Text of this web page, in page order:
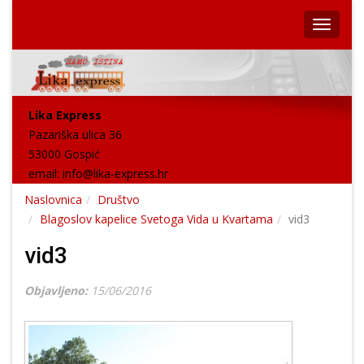
Lika Express
Pazariška ulica 36
53000 Gospić
email: info@lika-express.hr
Naslovnica
Društvo
Blagoslov kapelice Svetoga Vida u Kvartama
vid3
vid3
Objavljeno: 15/06/2016